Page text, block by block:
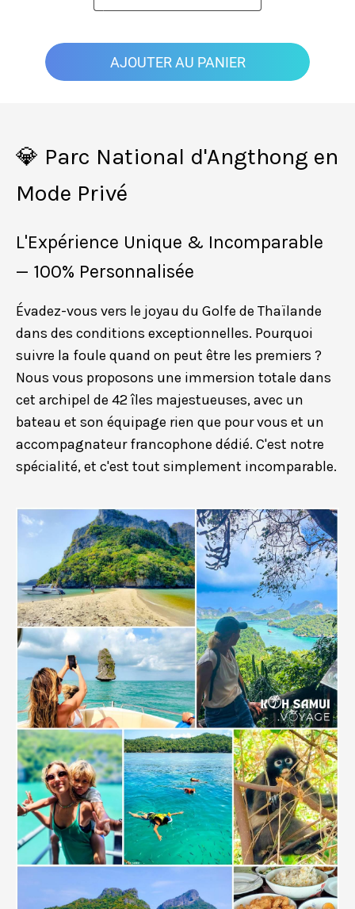
AJOUTER AU PANIER
💎 Parc National d'Angthong en
Mode Privé
L'Expérience Unique & Incomparable
— 100% Personnalisée
Évadez-vous vers le joyau du Golfe de Thaïlande
dans des conditions exceptionnelles. Pourquoi
suivre la foule quand on peut être les premiers ?
Nous vous proposons une immersion totale dans
cet archipel de 42 îles majestueuses, avec un
bateau et son équipage rien que pour vous et un
accompagnateur francophone dédié. C'est notre
spécialité, et c'est tout simplement incomparable.